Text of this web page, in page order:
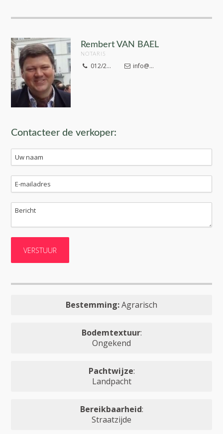
Rembert VAN BAEL
NOTARIS
012/2... info@...
Contacteer de verkoper:
Bestemming:Agrarisch
Bodemtextuur:
Ongekend
Pachtwijze:
Landpacht
Bereikbaarheid:
Straatzijde